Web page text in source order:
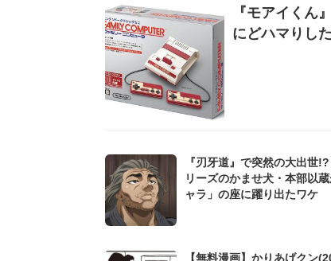
『モアイくん
にどハマりし
『刃牙道』で突然の大出世
リーズのかませ犬・本部以
ャラ」の座に躍り出たワケ
【無料漫画】かりあげクン